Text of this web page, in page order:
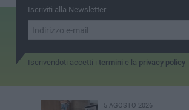
e
Zappatore
Iscriviti alla Newsletter
Iscrivendoti accetti i termini e la privacy policy
5 AGOSTO 2026